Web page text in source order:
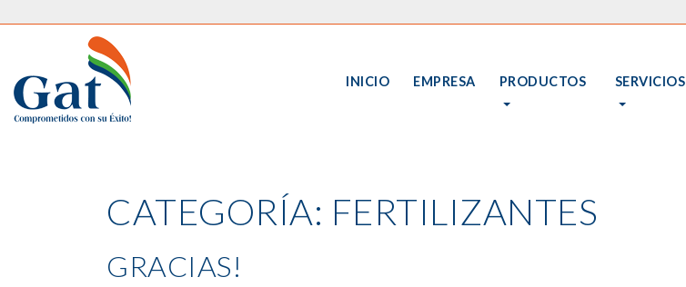
INICIO EMPRESA PRODUCTOS SERVICIOS
CATEGORÍA: FERTILIZANTES
GRACIAS!